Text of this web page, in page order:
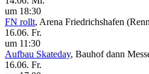
um 18:30
FN rollt, Arena Friedrichshafen
16.06. Fr.
um 11:30
Aufbau Skateday, Bauhof dann
16.06. Fr.